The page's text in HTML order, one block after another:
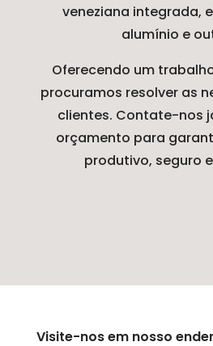
veneziana integrada,
alumínio e
Oferecendo um
procuramos resolver as
clientes. Contate-nos
orçamento para
produtivo, seguro
Visite-nos em nosso